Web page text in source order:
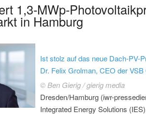
1,3-MWp-
in Hamburg
Ist stolz auf das neue Dach-PV-
Dr. Felix Grolman, CEO der VSB
© Ben Gierig / gierig media
Dresden/Hamburg (iwr-
Integrated Energy Solutions